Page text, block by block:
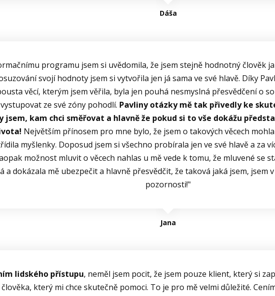
Dáša
programu jsem si uvědomila, že jsem stejně hodnotný člověk
svojí hodnoty jsem si vytvořila jen já sama ve své hlavě. Díky
věcí, kterým jsem věřila, byla jen pouhá nesmyslná přesvědčení o
ze své zóny pohodlí. Pavliny otázky mě tak přivedly ke
jsem, kam chci směřovat a hlavně že pokud si to vše dokážu
Největším přínosem pro mne bylo, že jsem o takových věcech
myšlenky. Doposud jsem si všechno probírala jen ve své hlavě a za
možnost mluvit o věcech nahlas u mě vede k tomu, že mluvené se
a dokázala mě ubezpečit a hlavně přesvědčit, že taková jaká jsem, jsem
pozornosti!"
Jana
lidského přístupu, neměl jsem pocit, že jsem pouze klient, který si
člověka, který mi chce skutečně pomoci. To je pro mě velmi důležité.